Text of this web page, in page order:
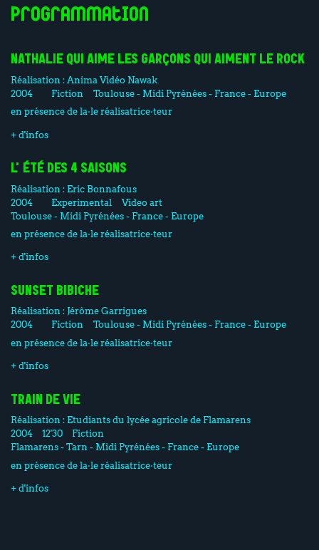
Programmation
NATHALIE QUI AIME LES GARÇONS QUI AIMENT LE ROCK
Réalisation : Anima Vidéo Nawak
2004
Fiction
Toulouse - Midi Pyrénées - France - Europe
en présence de la·le réalisatrice·teur
+ d'infos
L'ÉTÉ DES 4 SAISONS
Réalisation : Eric Bonnafous
2004
Experimental
Video art
Toulouse - Midi Pyrénées - France - Europe
en présence de la·le réalisatrice·teur
+ d'infos
SUNSET BIBICHE
Réalisation : Jérôme Garrigues
2004
Fiction
Toulouse - Midi Pyrénées - France - Europe
en présence de la·le réalisatrice·teur
+ d'infos
TRAIN DE VIE
Réalisation : Etudiants du lycée agricole de Flamarens
2004
12'30
Fiction
Flamarens - Tarn - Midi Pyrénées - France - Europe
en présence de la·le réalisatrice·teur
+ d'infos